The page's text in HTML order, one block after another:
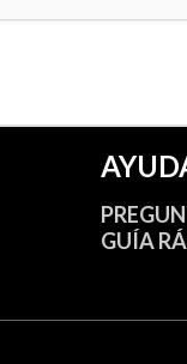
GUÍA